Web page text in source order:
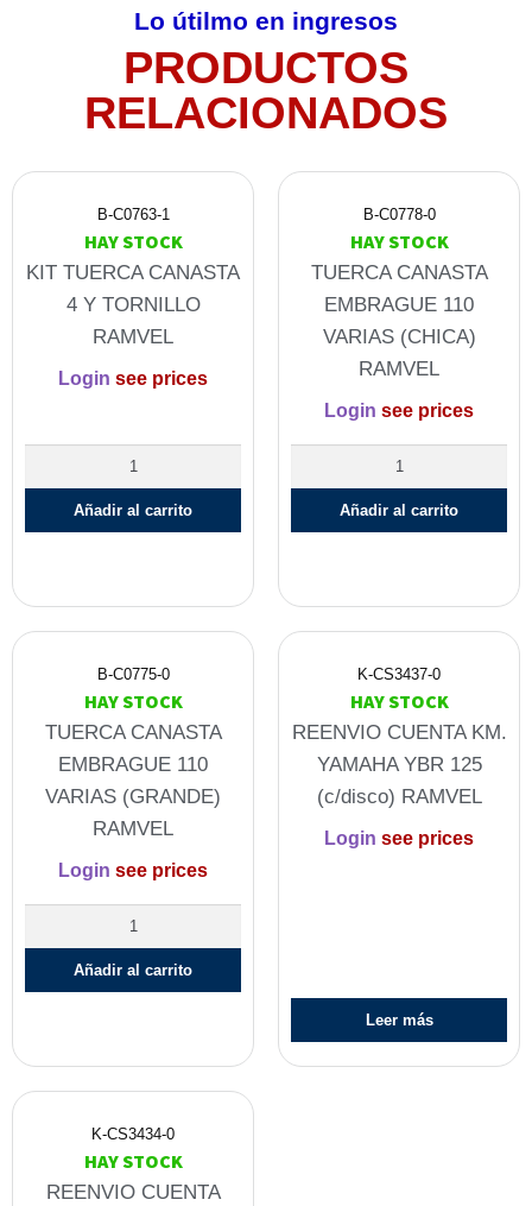
Lo útilmo en ingresos
PRODUCTOS
RELACIONADOS
B-C0763-1
HAY STOCK
KIT TUERCA CANASTA
4 Y TORNILLO
RAMVEL
Login see prices
Añadir al carrito
B-C0778-0
HAY STOCK
TUERCA CANASTA
EMBRAGUE 110
VARIAS (CHICA)
RAMVEL
Login see prices
Añadir al carrito
B-C0775-0
HAY STOCK
TUERCA CANASTA
EMBRAGUE 110
VARIAS (GRANDE)
RAMVEL
Login see prices
Añadir al carrito
K-CS3437-0
HAY STOCK
REENVIO CUENTA KM.
YAMAHA YBR 125
(c/disco) RAMVEL
Login see prices
Leer más
K-CS3434-0
HAY STOCK
REENVIO CUENTA